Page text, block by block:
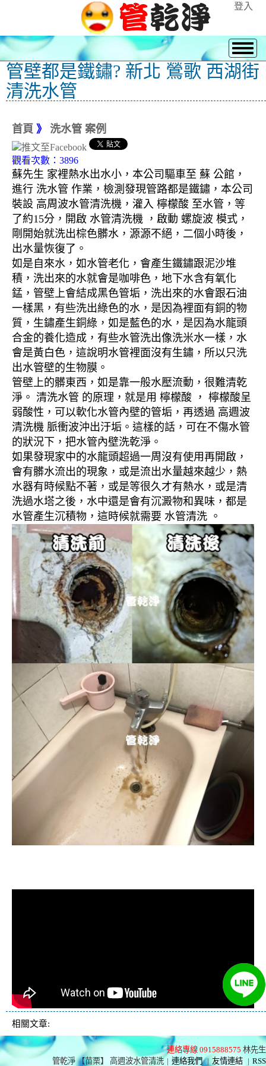
登入
管壁都是鐵鏽? 新北 鶯歌 西湖街
清洗水管
首頁 》 洗水管 案例
觀看次數：3896
蘇先生 家裡熱水出水小，本公司驅車至 蘇 公館，
進行 洗水管 作業，檢測發現管路都是鐵鏽，本公司
裝設 高周波水管清洗機，灌入 檸檬酸 至水管，等
了約15分，開啟 水管清洗機 ，啟動 螺旋波 模式，
剛開始就洗出棕色髒水，源源不絕，二個小時後，
出水量恢復了。
如是自來水，如水管老化，會產生鐵鏽跟泥沙堆
積，洗出來的水就會是咖啡色，地下水含有氧化
錳，管壁上會結成黑色管垢，洗出來的水會跟石油
一樣黑，有些洗出綠色的水，是因為裡面有銅的物
質，生鏽產生銅綠，如是藍色的水，是因為水龍頭
合金的養化造成，有些水管洗出像洗米水一樣，水
會是黃白色，這說明水管裡面沒有生鏽，所以只洗
出水管壁的生物膜。
管壁上的髒東西，如是靠一般水壓流動，很難清乾
淨。 清洗水管 的原理，就是用 檸檬酸 ， 檸檬酸呈
弱酸性，可以軟化水管內壁的管垢，再透過 高週波
清洗機 脈衝波沖出汙垢。這樣的話，可在不傷水管
的狀況下，把水管內壁洗乾淨。
如果發現家中的水龍頭超過一周沒有使用再開啟，
會有髒水流出的現象，或是流出水量越來越少，熱
水器有時候點不著，或是等很久才有熱水，或是清
洗過水塔之後，水中還是會有沉澱物和異味，都是
水管產生沉積物，這時候就需要 水管清洗 。
相關文章:
連絡專線 0915888575 林先生
管乾淨 【苗栗】 高週波水管清洗 | 連絡我們 | 友情連結 | RSS